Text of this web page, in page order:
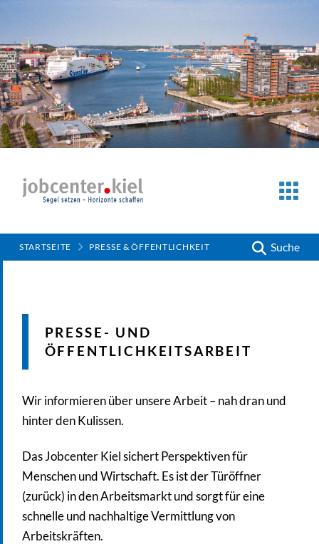
STARTSEITE PRESSE & ÖFFENTLICHKEIT Suche
PRESSE- UND
ÖFFENTLICHKEITSARBEIT
Wir informieren über unsere Arbeit – nah dran und
hinter den Kulissen.
Das Jobcenter Kiel sichert Perspektiven für
Menschen und Wirtschaft. Es ist der Türöffner
(zurück) in den Arbeitsmarkt und sorgt für eine
schnelle und nachhaltige Vermittlung von
Arbeitskräften.